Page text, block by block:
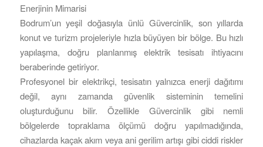
Enerjinin Mimarisi
Bodrum’un yeşil doğasıyla ünlü Güvercinlik, son yıllarda
konut ve turizm projeleriyle hızla büyüyen bir bölge. Bu hızlı
yapılaşma, doğru planlanmış elektrik tesisatı ihtiyacını
beraberinde getiriyor.
Profesyonel bir elektrikçi, tesisatın yalnızca enerji dağıtımı
değil, aynı zamanda güvenlik sisteminin temelini
oluşturduğunu bilir. Özellikle Güvercinlik gibi nemli
bölgelerde topraklama ölçümü doğru yapılmadığında,
cihazlarda kaçak akım veya ani gerilim artışı gibi ciddi riskler